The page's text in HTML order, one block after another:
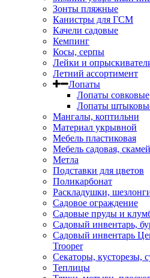
Зонты пляжные
Канистры для ГСМ
Качели садовые
Кемпинг
Косы, серпы
Лейки и
Летний ассортимент
Лопаты
Лопаты совковые
Лопаты
Мангалы, коптильни
Материал укрывной
Мебель пластиковая
Мебель садовая,
Метла
Подставки для цветов
Поликарбонат
Раскладушки,
Садовое ограждение
Садовые пруды и
Садовый инвентарь,
Садовый инвентарь
Trooper
Секаторы, кусторезы,
Теплицы